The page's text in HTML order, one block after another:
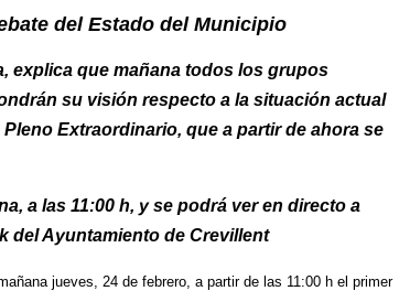
del Estado del Municipio
explica que mañana todos los grupos
su visión respecto a la situación actual
Extraordinario, que a partir de ahora se
a las 11:00 h, y se podrá ver en directo a
del Ayuntamiento de Crevillent
jueves, 24 de febrero, a partir de las 11:00 h el primer